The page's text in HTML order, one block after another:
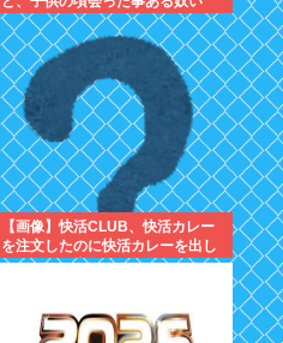
る？？
【画像】快活CLUB、快活カレー
を注文したのに快活カレーを出し
てしまい炎上ｗｗｗ